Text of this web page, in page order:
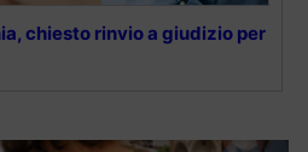
chiesto rinvio a giudizio per